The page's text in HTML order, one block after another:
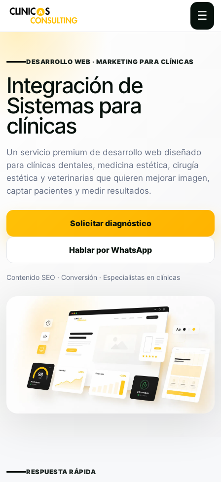
☰
contentDESARROLLO WEB · MARKETING PARA CLÍNICAS
Integración de
Sistemas para
clínicas
Un servicio premium de desarrollo web diseñado
para clínicas dentales, medicina estética, cirugía
estética y veterinarias que quieren mejorar imagen,
captar pacientes y medir resultados.
Solicitar diagnóstico
Hablar por WhatsApp
Contenido SEO · Conversión · Especialistas en clínicas
RESPUESTA RÁPIDA